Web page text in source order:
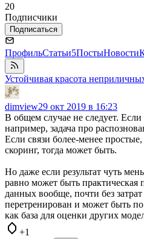
20
Подписчики
Подписаться
ПрофильСтатьи5ПостыНовости
Устойчивая красота
dimview29 окт 2019 в 16:23
В общем случае не следует.
например, задача про
Если связи более-менее
скоринг, тогда может быть.
Но даже если результат чуть
равно может быть практическая
данных вообще, почти без
перетренирован и может быть
как база для оценки других
+1